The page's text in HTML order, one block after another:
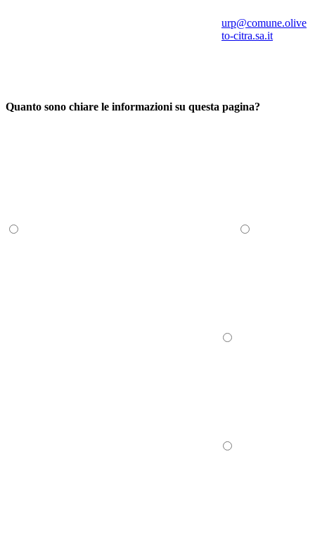
urp@comune.olive
to-citra.sa.it
Quanto sono chiare le informazioni su questa pagina?